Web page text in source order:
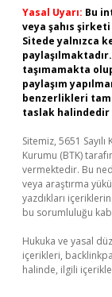
Yasal Uyarı: Bu
veya şahıs
Sitede yalnızca
taşımamakta
paylaşım
benzerlikleri
taslak halindedir
Sitemiz, 5651
Kurumu (BTK)
vermektedir. Bu
veya araştırma
yazdıkları
bu sorumluluğu
Hukuka ve yasal
içerikleri,
halinde, ilgili